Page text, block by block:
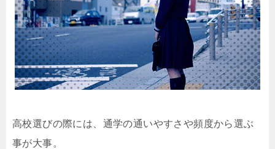
高校選びの際には、通学の通いやすさや頻度から選ぶ
事が大事。